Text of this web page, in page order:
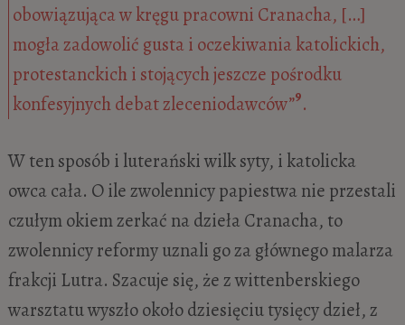
obowiązująca w kręgu pracowni Cranacha, […]
mogła zadowolić gusta i oczekiwania katolickich,
protestanckich i stojących jeszcze pośrodku
konfesyjnych debat zleceniodawców”9.
W ten sposób i luterański wilk syty, i katolicka
owca cała. O ile zwolennicy papiestwa nie przestali
czułym okiem zerkać na dzieła Cranacha, to
zwolennicy reformy uznali go za głównego malarza
frakcji Lutra. Szacuje się, że z wittenberskiego
warsztatu wyszło około dziesięciu tysięcy dzieł, z